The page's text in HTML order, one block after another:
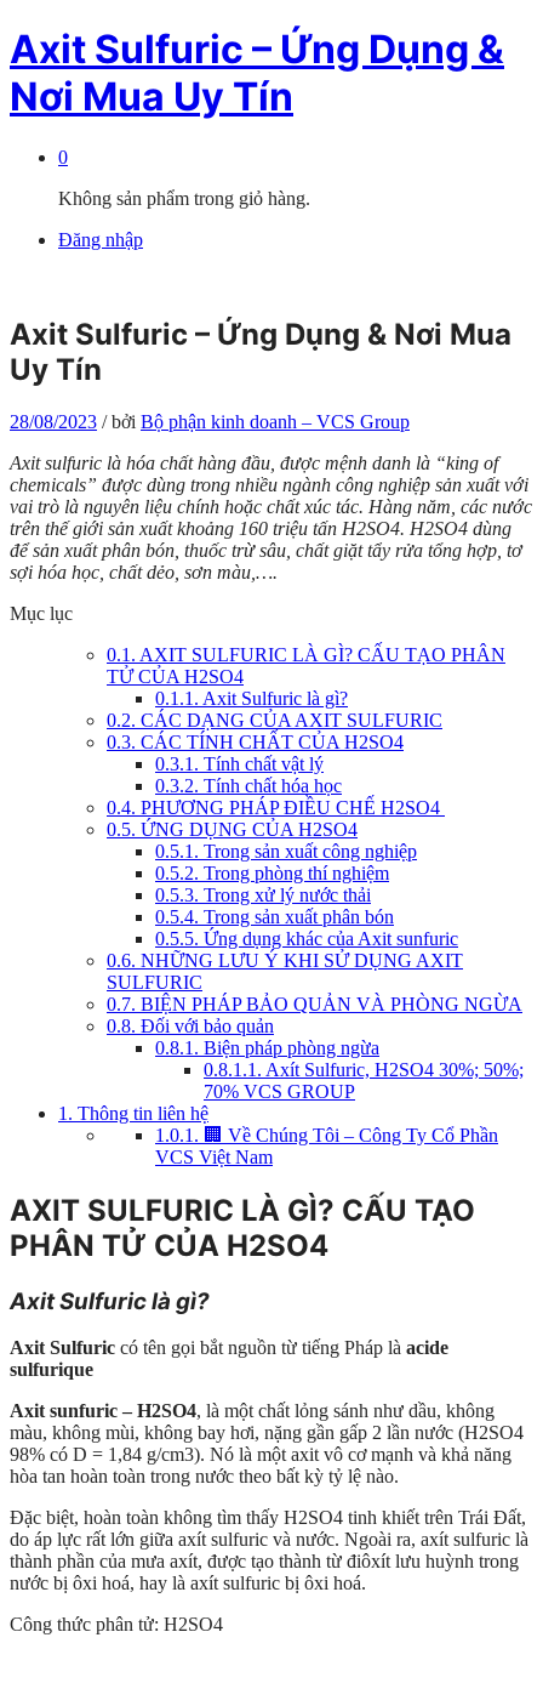
Axit Sulfuric – Ứng Dụng &
Nơi Mua Uy Tín
0
Không sản phẩm trong giỏ hàng.
Đăng nhập
Axit Sulfuric – Ứng Dụng & Nơi Mua
Uy Tín
28/08/2023 /bởi Bộ phận kinh doanh – VCS Group
Axit sulfuric là hóa chất hàng đầu, được mệnh danh là “king of
chemicals” được dùng trong nhiều ngành công nghiệp sản xuất với
vai trò là nguyên liệu chính hoặc chất xúc tác. Hàng năm, các nước
trên thế giới sản xuất khoảng 160 triệu tấn H2SO4. H2SO4 dùng
để sản xuất phân bón, thuốc trừ sâu, chất giặt tẩy rửa tổng hợp, tơ
sợi hóa học, chất dẻo, sơn màu,….
Mục lục
0.1. AXIT SULFURIC LÀ GÌ? CẤU TẠO PHÂN
TỬ CỦA H2SO4
0.1.1. Axit Sulfuric là gì?
0.2. CÁC DẠNG CỦA AXIT SULFURIC
0.3. CÁC TÍNH CHẤT CỦA H2SO4
0.3.1. Tính chất vật lý
0.3.2. Tính chất hóa học
0.4. PHƯƠNG PHÁP ĐIỀU CHẾ H2SO4
0.5. ỨNG DỤNG CỦA H2SO4
0.5.1. Trong sản xuất công nghiệp
0.5.2. Trong phòng thí nghiệm
0.5.3. Trong xử lý nước thải
0.5.4. Trong sản xuất phân bón
0.5.5. Ứng dụng khác của Axit sunfuric
0.6. NHỮNG LƯU Ý KHI SỬ DỤNG AXIT
SULFURIC
0.7. BIỆN PHÁP BẢO QUẢN VÀ PHÒNG NGỪA
0.8. Đối với bảo quản
0.8.1. Biện pháp phòng ngừa
0.8.1.1. Axít Sulfuric, H2SO4 30%; 50%;
70% VCS GROUP
1. Thông tin liên hệ
1.0.1. 🏢 Về Chúng Tôi – Công Ty Cổ Phần
VCS Việt Nam
AXIT SULFURIC LÀ GÌ? CẤU TẠO
PHÂN TỬ CỦA H2SO4
Axit Sulfuric là gì?
Axit Sulfuric có tên gọi bắt nguồn từ tiếng Pháp là acide
sulfurique
Axit sunfuric – H2SO4, là một chất lỏng sánh như dầu, không
màu, không mùi, không bay hơi, nặng gần gấp 2 lần nước (H2SO4
98% có D = 1,84 g/cm3). Nó là một axit vô cơ mạnh và khả năng
hòa tan hoàn toàn trong nước theo bất kỳ tỷ lệ nào.
Đặc biệt, hoàn toàn không tìm thấy H2SO4 tinh khiết trên Trái Đất,
do áp lực rất lớn giữa axít sulfuric và nước. Ngoài ra, axít sulfuric là
thành phần của mưa axít, được tạo thành từ điôxít lưu huỳnh trong
nước bị ôxi hoá, hay là axít sulfuric bị ôxi hoá.
Công thức phân tử: H2SO4